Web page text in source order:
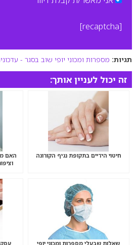
[recaptcha]
תגיות: מספרות ומכוני יופי שוב בסגר -
זה יכול לעניין אותך:
חיטוי הידיים בתקופת נגיף הקורונה
האם
שאלות שבעלי מספרות ומכוני יופי